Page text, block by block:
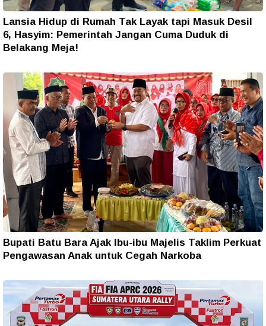
Lansia Hidup di Rumah Tak Layak tapi Masuk Desil
6, Hasyim: Pemerintah Jangan Cuma Duduk di
Belakang Meja!
Bupati Batu Bara Ajak Ibu-ibu Majelis Taklim Perkuat
Pengawasan Anak untuk Cegah Narkoba